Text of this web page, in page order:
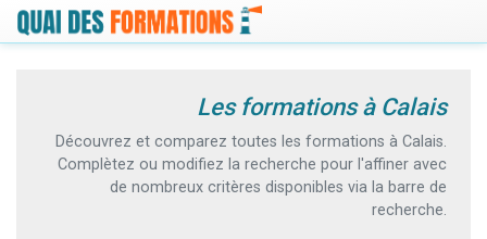
Les formations à Calais
Découvrez et comparez toutes les formations à Calais.
Complètez ou modifiez la recherche pour l'affiner avec
de nombreux critères disponibles via la barre de
recherche.